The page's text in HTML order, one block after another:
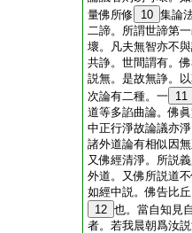
量佛所修
10 集論
二諦。所謂世諦第
壞。凡夫無智亦不
共諍。世間謂有。
説無。是故無諍。
次論有二種。一 11
道等多諂曲論。佛
中正行淨故論議亦
諸外道論有相似因
又佛經清淨。所説
外道。又佛所説道
如經中説。佛告比
12 也。當自知見
者。若我晨朝爲汝